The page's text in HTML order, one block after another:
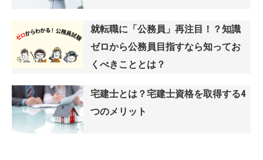
就転職に「公務員」再注目！？知識
ゼロから公務員目指すなら知ってお
くべきこととは？
宅建士とは？宅建士資格を取得する4
つのメリット